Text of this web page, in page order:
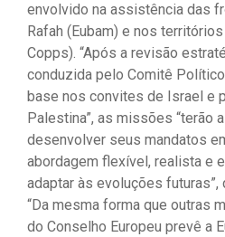
envolvido na assistência das
Rafah (Eubam) e nos
Copps). “Após a revisão
conduzida pelo Comitê
base nos convites de Israel e
Palestina”, as missões “terão
desenvolver seus mandatos
abordagem flexível, realista e
adaptar às evoluções futuras”,
“Da mesma forma que outras
do Conselho Europeu prevê a